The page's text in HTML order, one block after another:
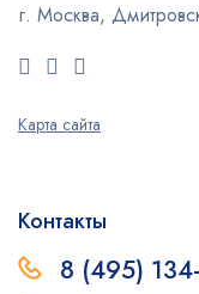
г. Москва,
Карта сайта
Контакты
8 (495)